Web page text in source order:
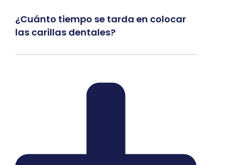
¿Cuánto tiempo se tarda en colocar
las carillas dentales?